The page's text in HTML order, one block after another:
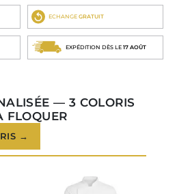
ECHANGE GRATUIT
EXPÉDITION DÈS LE 17 AOÛT
— 3 COLORIS
FLOQUER
→